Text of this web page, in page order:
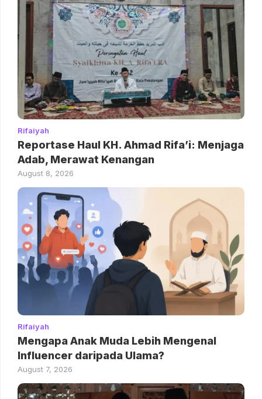
Rifaiyah
Reportase Haul KH. Ahmad Rifa’i: Menjaga
Adab, Merawat Kenangan
August 8, 2026
Rifaiyah
Mengapa Anak Muda Lebih Mengenal
Influencer daripada Ulama?
August 7, 2026